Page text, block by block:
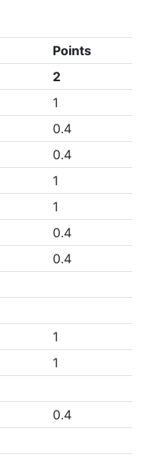
Points
2
1
0.4
0.4
1
1
0.4
0.4
1
1
0.4